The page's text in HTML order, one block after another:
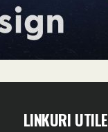
LINKURI UTILE